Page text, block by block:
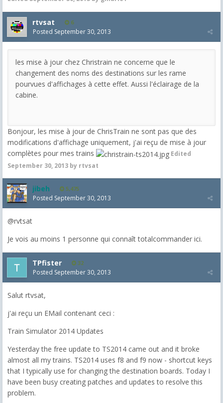
rtvsat 6
Posted September 30, 2013
les mise à jour chez Christrain ne concerne que le
changement des noms des destinations sur les rame
pourvues d'affichages à cette effet. Aussi l'éclairage de la
cabine.
Bonjour, les mise à jour de ChrisTrain ne sont pas que des
modifications d'affichage uniquement, j'ai reçu de mise à jour
complètes pour mes trains
Edited
September 30, 2013 by rtvsat
jibeh 5,475
Posted September 30, 2013
@rvtsat
Je vois au moins 1 personne qui connaît totalcommander ici.
TPfister 32
Posted September 30, 2013
Salut rtvsat,
j'ai reçu un EMail contenant ceci :
Train Simulator 2014 Updates
Yesterday the free update to TS2014 came out and it broke
almost all my trains. TS2014 uses f8 and f9 now - shortcut keys
that I typically use for changing the destination boards. Today I
have been busy creating patches and updates to resolve this
problem.